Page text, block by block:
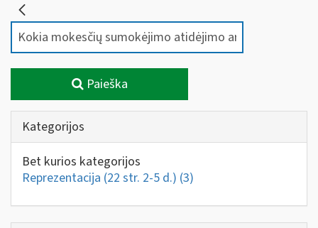
Paieška
Kategorijos
Bet kurios kategorijos
Reprezentacija (22 str. 2-5 d.) (3)